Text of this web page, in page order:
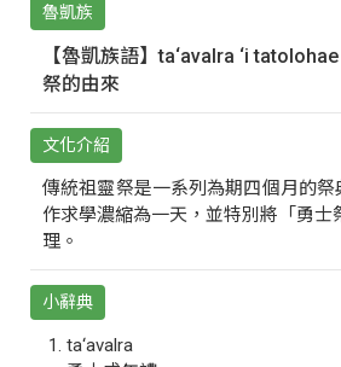
魯凱族
【魯凱族語】ta‘avalra ‘i
祭的由來
文化介紹
傳統祖靈祭是一系列為期四個月的
作求學濃縮為一天，並特別將「勇士
理。
小辭典
ta‘avalra